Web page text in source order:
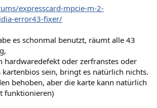
expresscard-mpcie-m-2-
error43-fixer/
es schonmal benutzt, räumt alle 43
hardwaredefekt oder zerfranstes oder
sein, bringt es natürlich nichts.
behoben, aber die karte kann natürlich
funktionieren)